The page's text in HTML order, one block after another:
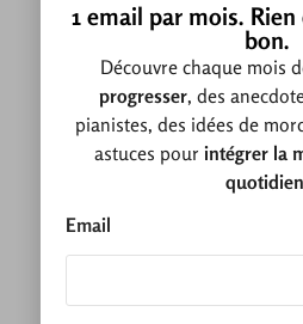
1 email par mois.
bon.
Découvre chaque mois
progresser, des
pianistes, des idées de
astuces pourintégrer la
quotidien
Email